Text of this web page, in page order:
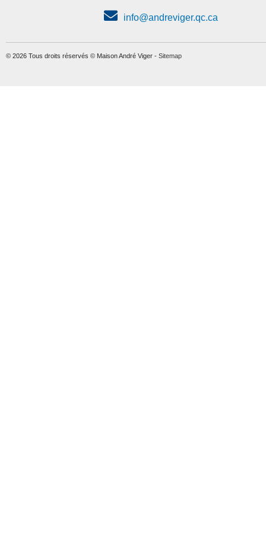
info@andreviger.qc.ca
© 2026 Tous droits réservés © Maison André Viger - Sitemap